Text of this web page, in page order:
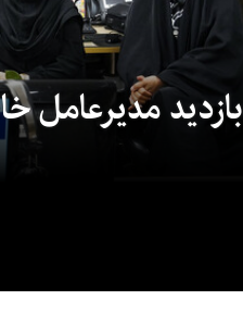
بازدید مدیرعامل